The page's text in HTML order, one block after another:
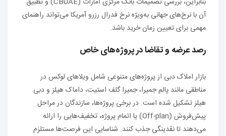
آن با نرخ‌های جهانی به‌ویژه نرخ فدرال رزرو آمریکا می‌تواند راهنمای
مهمی برای تعیین زمان خرید باشد.
رصد عرضه و تقاضا در پروژه‌های خاص
بازار املاک دبی از پروژه‌های متنوعی شامل ویلاهای لوکس در
مناطقی مانند پالم جمیرا، جمیرا گلف استیت، داماک هیلز و دبی
هیلز تشکیل شده است. در برخی پروژه‌ها، سازندگان در مراحل
پیش‌فروش (Off-plan) یا اتمام پروژه، تخفیف‌هایی را ارائه
می‌دهند تا نقدینگی جذب کنند. شناسایی این فرصت‌ها مستلزم